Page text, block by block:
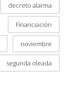
decreto alarma
Financiación
noviembre
segunda oleada